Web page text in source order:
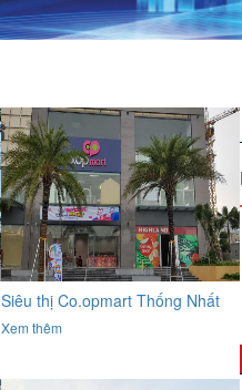
Siêu thị Co.opmart Thống Nhất
Xem thêm